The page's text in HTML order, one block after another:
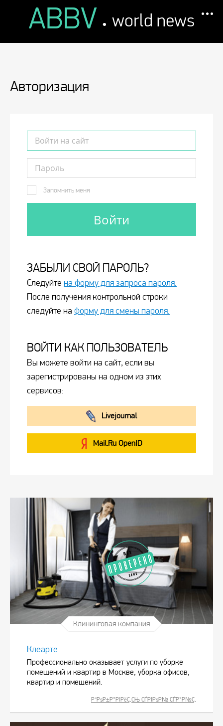
ABBV . world news
Авторизация
Запомнить меня
ЗАБЫЛИ СВОЙ ПАРОЛЬ?
Следуйте на форму для запроса пароля.
После получения контрольной строки
следуйте на форму для смены пароля.
ВОЙТИ КАК ПОЛЬЗОВАТЕЛЬ
Вы можете войти на сайт, если вы
зарегистрированы на одном из этих
сервисов:
Livejournal
Mail.Ru OpenID
Клининговая компания
Клеарте
Профессионально оказывает услуги по уборке
помещений и квартир в Москве, уборка офисов,
квартир и помещений.
Р”РѕР±Р°РІРёС‚СЊ СЃРІРѕР№ СЃР°Р№С‚